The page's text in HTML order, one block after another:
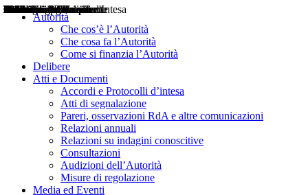
Autorità
Che cos’è l’Autorità
Che cosa fa l’Autorità
Come si finanzia l’Autorità
Delibere
Atti e Documenti
Accordi e Protocolli d’intesa
Atti di segnalazione
Pareri, osservazioni RdA e altre comunicazioni
Relazioni annuali
Relazioni su indagini conoscitive
Consultazioni
Audizioni dell’Autorità
Misure di regolazione
Media ed Eventi
Delibere
Pareri
Consultazioni
Audizioni
Atti di Segnalazione
Accordi e Protocolli d'Intesa
Relazioni annuali
Misure di regolazione
Notizie
Comunicati Stampa
Bollettini ART
Convegni ART
Interviste del Presidente
Articoli in primo piano
Interventi del Presidente
2004
2005
2010
2013
2014
2015
2016
2017
2018
2019
202
2020
2021
2022
2023
2024
2025
2026
Aereo
Marittimo
Terrestre